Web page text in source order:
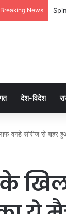
Breaking News
देश-विदेश
वनडे सीरीज से बाहर